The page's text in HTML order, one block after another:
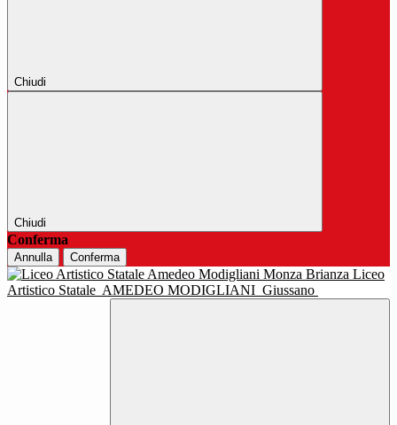
Chiudi
Chiudi
Conferma
Annulla Conferma
Liceo
Artistico Statale AMEDEO MODIGLIANI Giussano